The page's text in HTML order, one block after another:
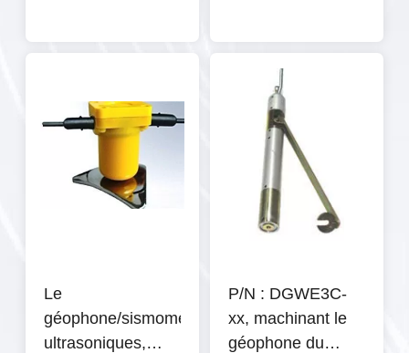
carton d'ordinateur
modifications de
lumière de voiture
automatique
Le
géophone/sismomètre
ultrasoniques,
P/N : DGWE3C-
xx, machinant le
géophone du